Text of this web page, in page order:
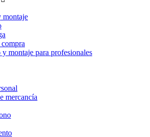
montaje
y montaje para profesionales
mercancía